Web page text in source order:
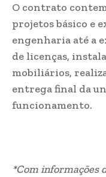
O contrato
projetos básico e
engenharia até a
de licenças,
mobiliários,
entrega final da
funcionamento.
*Com informações